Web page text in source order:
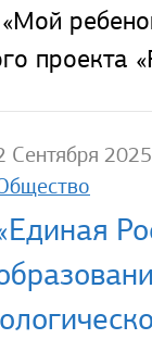
проекта
Сентября 2025